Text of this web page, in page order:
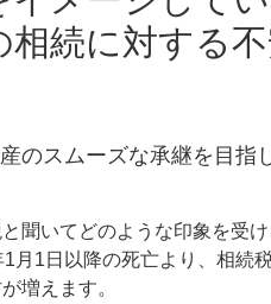
相続に対する
のスムーズな承継を目指
聞いてどのような印象を受
1月1日以降の死亡より、相続
増えます。